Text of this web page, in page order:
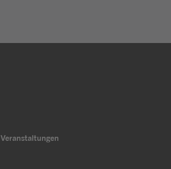
Veranstaltungen